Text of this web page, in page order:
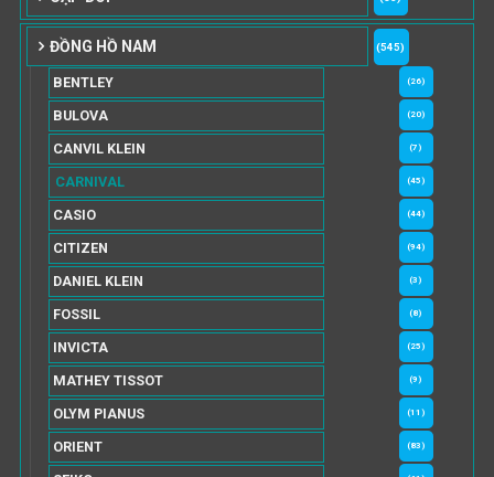
ĐỒNG HỒ NAM (545)
BENTLEY (26)
BULOVA (20)
CANVIL KLEIN (7)
CARNIVAL (45)
CASIO (44)
CITIZEN (94)
DANIEL KLEIN (3)
FOSSIL (8)
INVICTA (25)
MATHEY TISSOT (9)
OLYM PIANUS (11)
ORIENT (83)